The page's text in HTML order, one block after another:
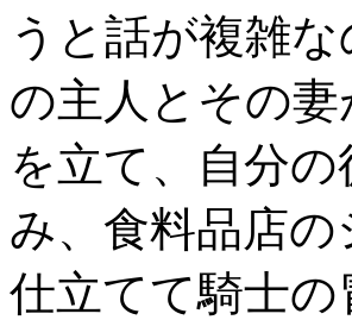
うと話が複雑
の主人とその
を立て、自分
み、食料品店
仕立てて騎士